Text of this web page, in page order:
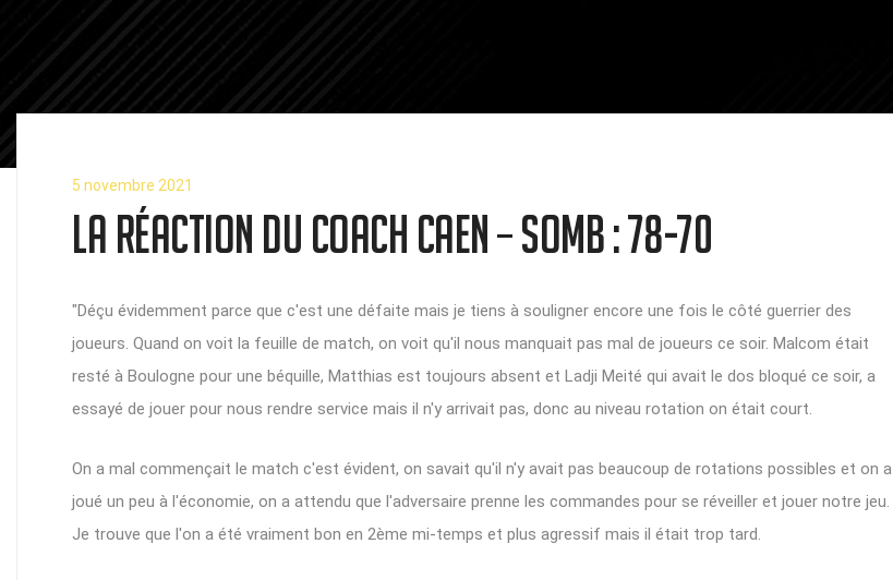
5 novembre 2021
La réaction du coach CAEN – SOMB : 78-70
"Déçu évidemment parce que c'est une défaite mais je tiens à souligner encore une fois le côté guerrier des
joueurs. Quand on voit la feuille de match, on voit qu'il nous manquait pas mal de joueurs ce soir. Malcom était
resté à Boulogne pour une béquille, Matthias est toujours absent et Ladji Meité qui avait le dos bloqué ce soir, a
essayé de jouer pour nous rendre service mais il n'y arrivait pas, donc au niveau rotation on était court.
On a mal commençait le match c'est évident, on savait qu'il n'y avait pas beaucoup de rotations possibles et on a
joué un peu à l'économie, on a attendu que l'adversaire prenne les commandes pour se réveiller et jouer notre jeu.
Je trouve que l'on a été vraiment bon en 2ème mi-temps et plus agressif mais il était trop tard.